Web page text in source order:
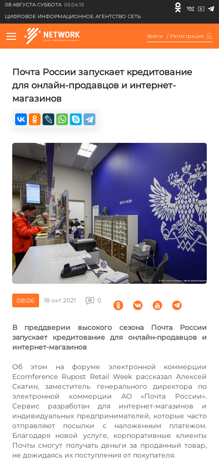
08 АВГУСТА СУББОТА 05:04:15
ЦИФРОВОЕ ИНФОРМАЦИОННОЕ АГЕНТСТВО СЕТЬ
Войти / Регистрация
Почта России запускает кредитование
для онлайн-продавцов и интернет-
магазинов
08:06 18 окт 2021 0
В преддверии высокого сезона Почта России
запускает кредитование для онлайн-продавцов и
интернет-магазинов
Об этом на форуме электронной коммерции
Ecomference Rupost Retail Week рассказал Алексей
Скатин, заместитель генерального директора по
электронной коммерции АО «Почта России».
Сервис разработан для интернет-магазинов и
индивидуальных предпринимателей, которые часто
отправляют посылки с наложенным платежом.
Благодаря новой услуге, корпоративные клиенты
Почты смогут получать деньги за проданный товар,
не дожидаясь их поступления от покупателя.